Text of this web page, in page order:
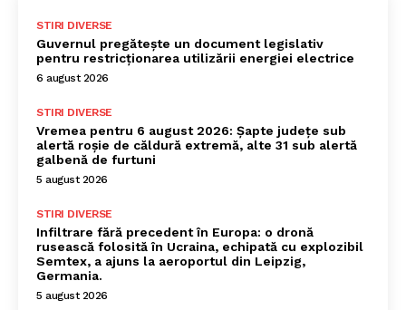
STIRI DIVERSE
Guvernul pregătește un document legislativ
pentru restricționarea utilizării energiei electrice
6 august 2026
STIRI DIVERSE
Vremea pentru 6 august 2026: Șapte județe sub
alertă roșie de căldură extremă, alte 31 sub alertă
galbenă de furtuni
5 august 2026
STIRI DIVERSE
Infiltrare fără precedent în Europa: o dronă
rusească folosită în Ucraina, echipată cu explozibil
Semtex, a ajuns la aeroportul din Leipzig,
Germania.
5 august 2026